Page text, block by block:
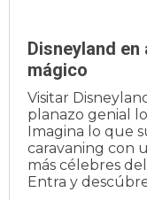
Disneyland
mágico
Visitar
planazo genial
Imagina lo que
caravaning con
más célebres
Entra y